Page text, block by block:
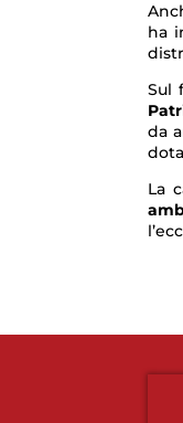
ha
Sul
da
La